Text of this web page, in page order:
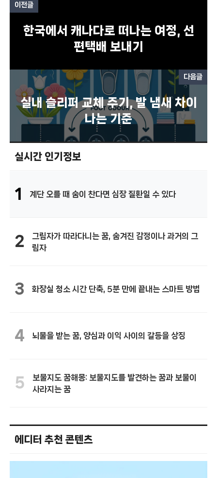
이전글
한국에서 캐나다로 떠나는 여정, 선
편택배 보내기
다음글
실내 슬리퍼 교체 주기, 발 냄새 차이
나는 기준
실시간 인기정보
1 계단 오를 때 숨이 찬다면 심장 질환일 수 있다
2
그림자가 따라다니는 꿈, 숨겨진 감정이나 과거의 그
림자
3 화장실 청소 시간 단축, 5분 만에 끝내는 스마트 방법
4 뇌물을 받는 꿈, 양심과 이익 사이의 갈등을 상징
5
보물지도 꿈해몽: 보물지도를 발견하는 꿈과 보물이
사라지는 꿈
에디터 추천 콘텐츠